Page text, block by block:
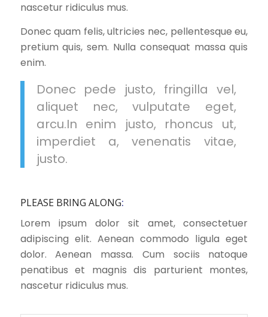
nascetur ridiculus mus.
Donec quam felis, ultricies nec, pellentesque eu,
pretium quis, sem. Nulla consequat massa quis
enim.
Donec pede justo, fringilla vel,
aliquet nec, vulputate eget,
arcu.In enim justo, rhoncus ut,
imperdiet a, venenatis vitae,
justo.
PLEASE BRING ALONG:
Lorem ipsum dolor sit amet, consectetuer
adipiscing elit. Aenean commodo ligula eget
dolor. Aenean massa. Cum sociis natoque
penatibus et magnis dis parturient montes,
nascetur ridiculus mus.